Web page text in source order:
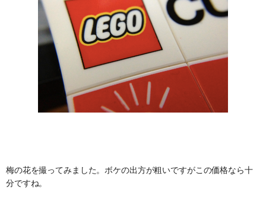
梅の花を撮ってみました。ボケの出方が粗いですがこの価格なら十
分ですね。